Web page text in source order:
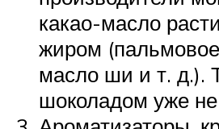
какао-масло
жиром
масло ши и т. д.).
шоколадом уже не